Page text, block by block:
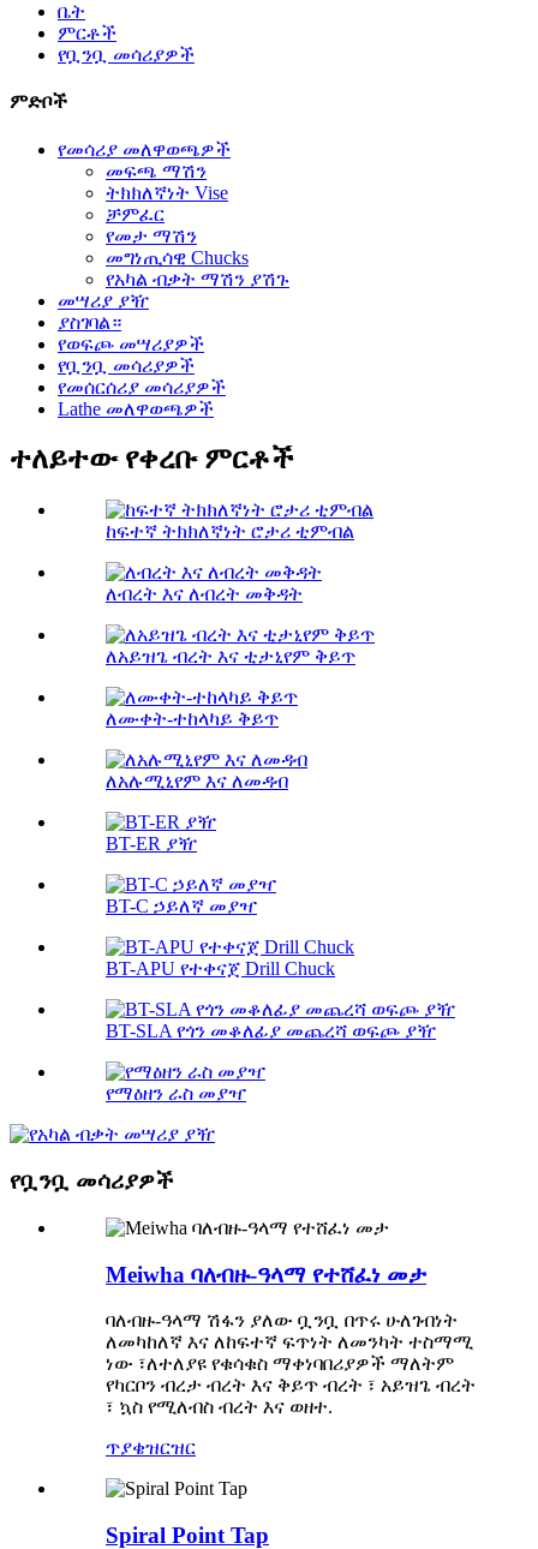
ቤት
ምርቶች
የቧንቧ መሳሪያዎች
ምድቦች
የመሳሪያ መለዋወጫዎች
መፍጫ ማሽን
ትክክለኛነት Vise
ቻምፈር
የመታ ማሽን
መግነጢሳዊ Chucks
የአካል ብቃት ማሽን ያሽጉ
መሣሪያ ያዥ
ያስገባል።
የወፍጮ መሣሪያዎች
የቧንቧ መሳሪያዎች
የመሰርሰሪያ መሳሪያዎች
Lathe መለዋወጫዎች
ተለይተው የቀረቡ ምርቶች
ከፍተኛ ትክክለኛነት ሮታሪ ቲምብል
ለብረት እና ለብረት መቅዳት
ለአይዝጌ ብረት እና ቲታኒየም ቅይጥ
ለሙቀት-ተከላካይ ቅይጥ
ለአሉሚኒየም እና ለመዳብ
BT-ER ያዥ
BT-C ኃይለኛ መያዣ
BT-APU የተቀናጀ Drill Chuck
BT-SLA የጎን መቆለፊያ መጨረሻ ወፍጮ ያዥ
የማዕዘን ራስ መያዣ
የቧንቧ መሳሪያዎች
Meiwha ባለብዙ-ዓላማ የተሸፈነ መታ
ባለብዙ-ዓላማ ሽፋን ያለው ቧንቧ በጥሩ ሁለገብነት
ለመካከለኛ እና ለከፍተኛ ፍጥነት ለመንካት ተስማሚ
ነው ፣ለተለያዩ የቁሳቁስ ማቀነባበሪያዎች ማለትም
የካርቦን ብረታ ብረት እና ቅይጥ ብረት ፣ አይዝጌ ብረት
፣ ኳስ የሚለብስ ብረት እና ወዘተ.
ጥያቄዝርዝር
Spiral Point Tap